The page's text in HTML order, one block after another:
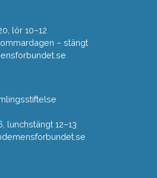
lör 10–12
– stängt
lunchstängt 12–13